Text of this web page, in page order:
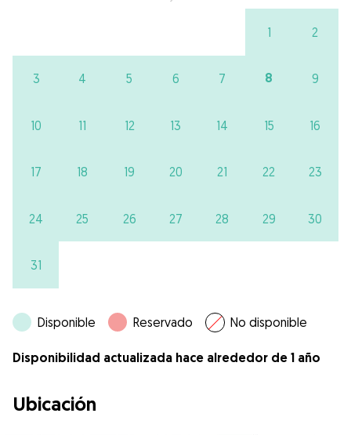
1 2
3 4 5 6 7 8 9
10 11 12 13 14 15 16
17 18 19 20 21 22 23
24 25 26 27 28 29 30
31
Disponible Reservado No disponible
Disponibilidad actualizada hace alrededor de 1 año
Ubicación